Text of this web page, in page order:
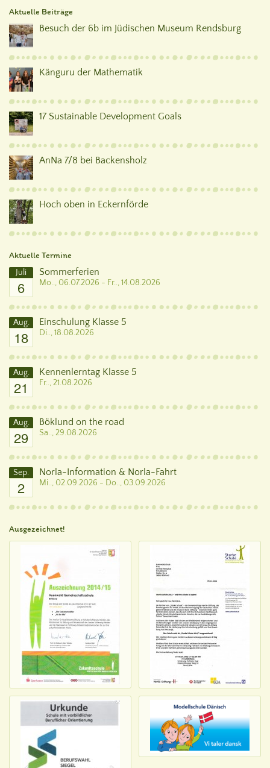
Aktuelle Beiträge
Besuch der 6b im Jüdischen Museum Rendsburg
Känguru der Mathematik
17 Sustainable Development Goals
AnNa 7/8 bei Backensholz
Hoch oben in Eckernförde
Aktuelle Termine
Juli
6
Sommerferien
Mo.., 06.07.2026 - Fr.., 14.08.2026
Aug.
18
Einschulung Klasse 5
Di.., 18.08.2026
Aug.
21
Kennenlerntag Klasse 5
Fr.., 21.08.2026
Aug.
29
Böklund on the road
Sa.., 29.08.2026
Sep.
2
Norla-Information & Norla-Fahrt
Mi.., 02.09.2026 - Do.., 03.09.2026
Ausgezeichnet!